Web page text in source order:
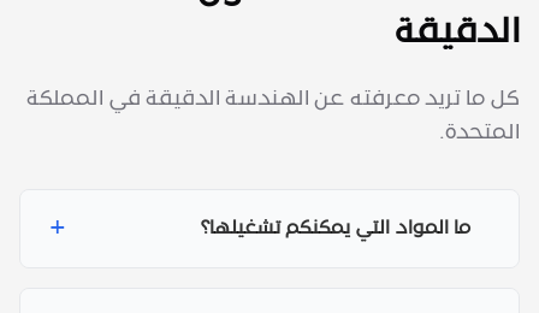
الدقيقة
كل ما تريد معرفته عن الهندسة الدقيقة في المملكة
المتحدة.
ما المواد التي يمكنكم تشغيلها؟ +